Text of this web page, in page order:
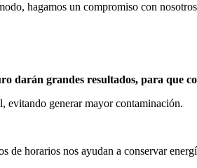
hagamos un compromiso con
darán grandes resultados, para que
evitando generar mayor contaminación.
de horarios nos ayudan a conservar